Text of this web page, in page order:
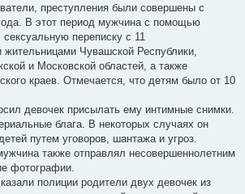
преступления были совершены с
В этот период мужчина с помощью
переписку с 11
Чувашской Республики,
и Московской областей, а также
краев. Отмечается, что детям было от 10
девочек присылать ему интимные снимки.
блага. В некоторых случаях он
путем уговоров, шантажа и угроз.
также отправлял несовершеннолетним
фотографии.
полиции родители двух девочек из